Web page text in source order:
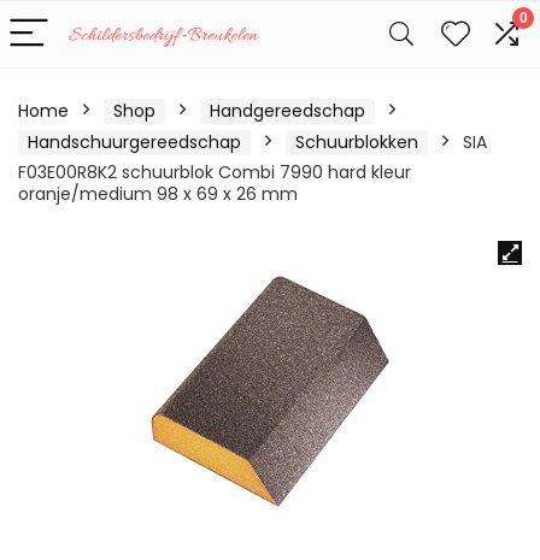
0
Home Shop
Handgereedschap
Handschuurgereedschap
Schuurblokken
SIA
F03E00R8K2 schuurblok Combi 7990 hard kleur
oranje/medium 98 x 69 x 26 mm